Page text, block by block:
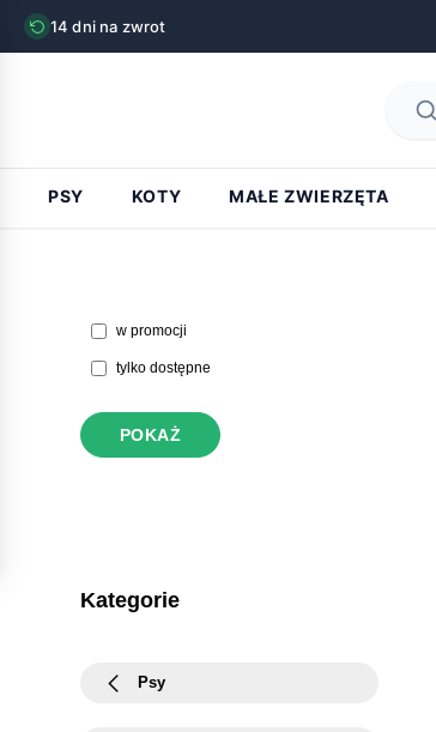
14 dni na zwrot
PSY KOTY MAŁE ZWIERZĘTA
Szelki dla psa
w promocji
tylko dostępne
POKAŻ
Kategorie
Psy